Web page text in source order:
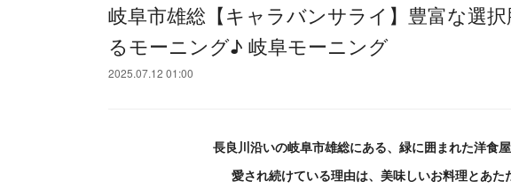
岐阜市雄総【キャラバンサライ】豊富な選
るモーニング♪ 岐阜モーニング
2025.07.12 01:00
長良川沿いの岐阜市雄総にある、緑に囲まれた洋食
愛され続けている理由は、美味しいお料理とあた